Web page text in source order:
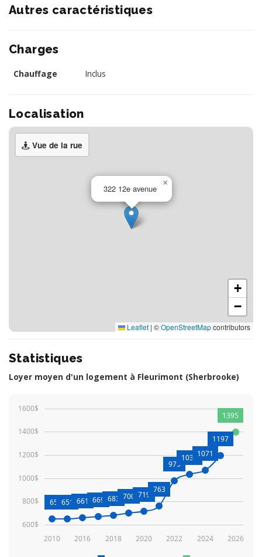
Autres caractéristiques
Charges
Chauffage Inclus
Localisation
Vue de la rue
322 12e avenue
×
+
−
Leaflet | ©OpenStreetMapcontributors
Statistiques
Loyer moyen d'un logement à Fleurimont (Sherbrooke)
2010 2016 2018 2020 2022 2024 2026
600$
800$
1000$
1200$
1400$
1600$
650651 661 669 683 700 719
763
979
1036 1071
1197
1395